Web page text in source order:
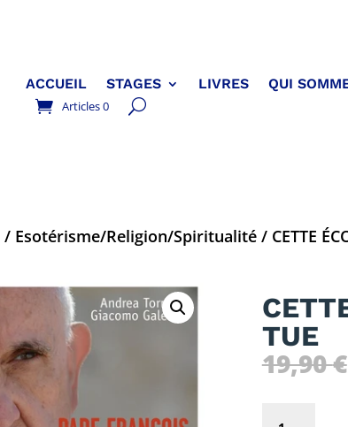
ACCUEIL STAGES LIVRES QUI
Articles 0
/ Esotérisme/Religion/Spiritualité / CETTE
TUE
19,90€